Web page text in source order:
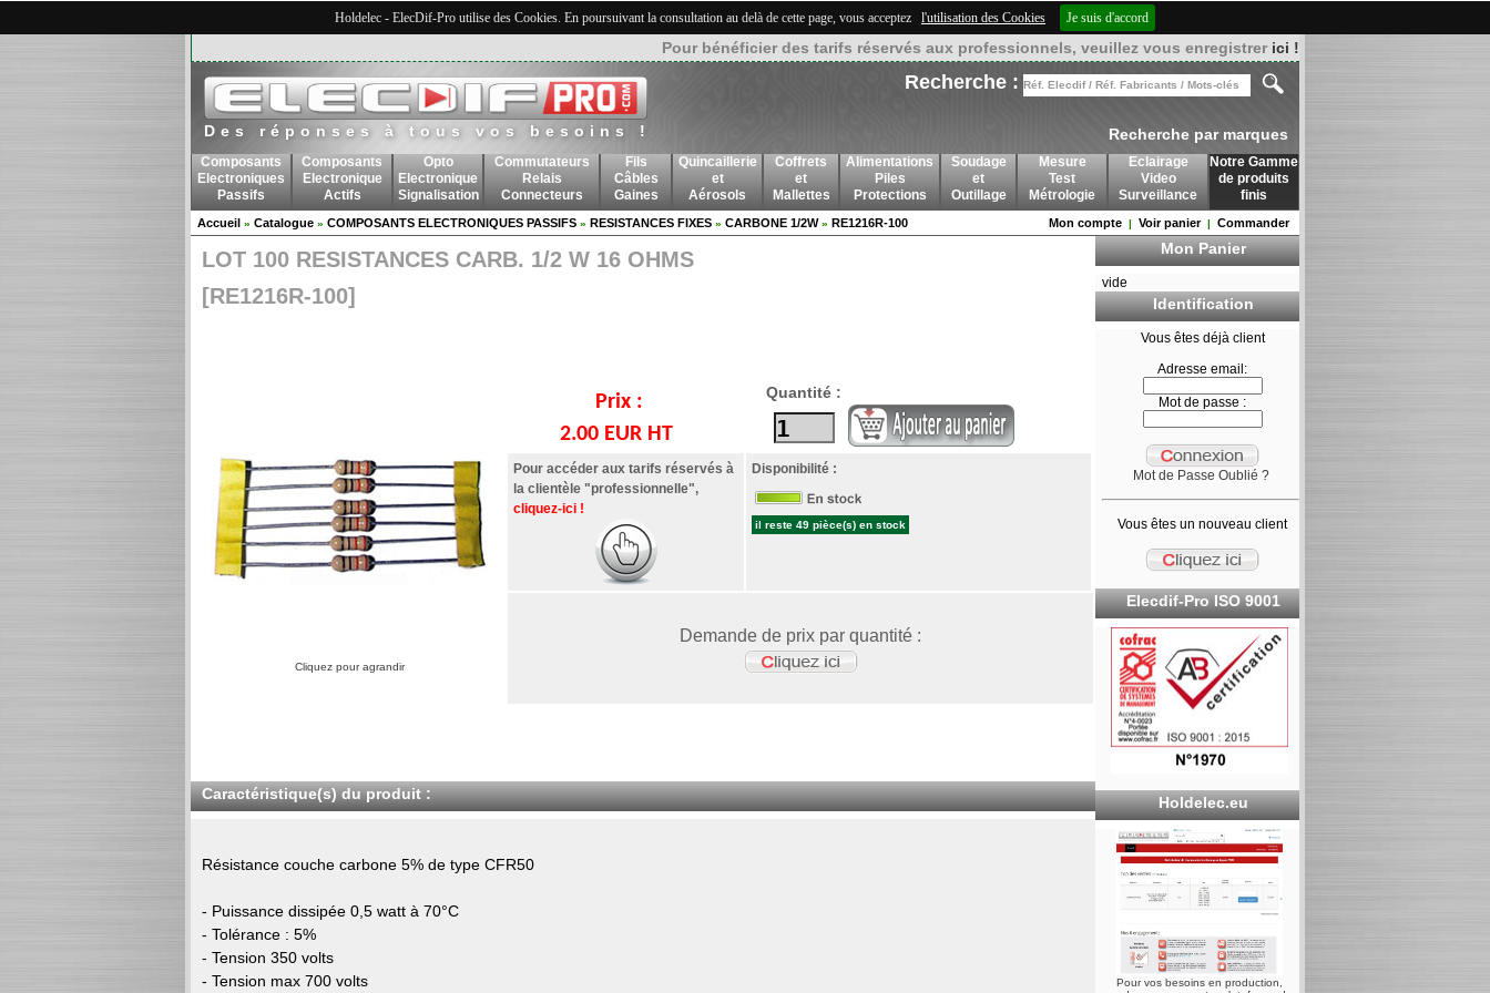
Holdelec - ElecDif-Pro utilise des Cookies. En poursuivant la consultation au delà de cette page, vous acceptez l'utilisation des Cookies Je suis d'accord
Pour bénéficier des tarifs réservés aux professionnels, veuillez vous enregistrer ici !
Des réponses à tous vos besoins !
Recherche :
Recherche par marques
Composants
Electroniques
Passifs
Composants
Electronique
Actifs
Opto
Electronique
Signalisation
Commutateurs
Relais
Connecteurs
Fils
Câbles
Gaines
Quincaillerie
et
Aérosols
Coffrets
et
Mallettes
Alimentations
Piles
Protections
Soudage
et
Outillage
Mesure
Test
Métrologie
Eclairage
Video
Surveillance
Notre Gamme
de produits
finis
Accueil » Catalogue » COMPOSANTS ELECTRONIQUES PASSIFS » RESISTANCES FIXES » CARBONE 1/2W» RE1216R-100 Mon compte | Voir panier| Commander
LOT 100 RESISTANCES CARB. 1/2 W 16 OHMS
[RE1216R-100]
Cliquez pour agrandir
Prix :
2.00 EUR HT
Quantité :
Pour accéder aux tarifs réservés à
la clientèle "professionnelle",
cliquez-ici !
Disponibilité :
il reste 49 pièce(s) en stock
Demande de prix par quantité :
Caractéristique(s) du produit :
Résistance couche carbone 5% de type CFR50
- Puissance dissipée 0,5 watt à 70°C
- Tolérance : 5%
- Tension 350 volts
- Tension max 700 volts
Mon Panier
vide
Identification
Vous êtes déjà client
Adresse email:
Mot de passe :
Mot de Passe Oublié ?
Vous êtes un nouveau client
Elecdif-Pro ISO 9001
Holdelec.eu
Pour vos besoins en production,